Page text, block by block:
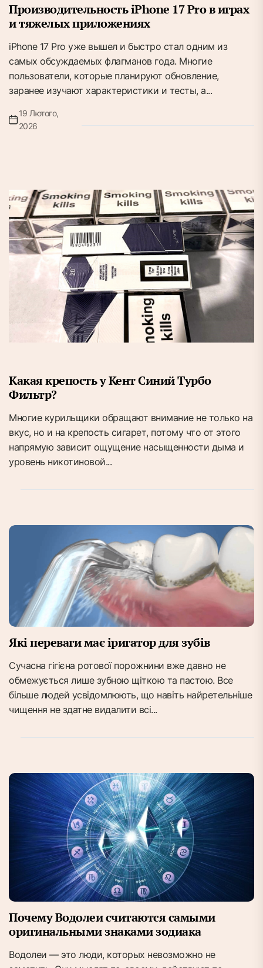
Производительность iPhone 17 Pro в играх
и тяжелых приложениях
iPhone 17 Pro уже вышел и быстро стал одним из
самых обсуждаемых флагманов года. Многие
пользователи, которые планируют обновление,
заранее изучают характеристики и тесты, а...
19 Лютого,
2026
Какая крепость у Кент Синий Турбо
Фильтр?
Многие курильщики обращают внимание не только на
вкус, но и на крепость сигарет, потому что от этого
напрямую зависит ощущение насыщенности дыма и
уровень никотиновой...
Які переваги має іригатор для зубів
Сучасна гігієна ротової порожнини вже давно не
обмежується лише зубною щіткою та пастою. Все
більше людей усвідомлюють, що навіть найретельніше
чищення не здатне видалити всі...
Почему Водолеи считаются самыми
оригинальными знаками зодиака
Водолеи — это люди, которых невозможно не